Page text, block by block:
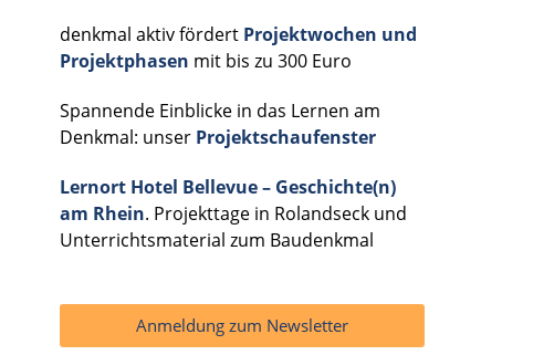
denkmal aktiv fördert Projektwochen und
Projektphasen mit bis zu 300 Euro
Spannende Einblicke in das Lernen am
Denkmal: unser Projektschaufenster
Lernort Hotel Bellevue – Geschichte(n)
am Rhein. Projekttage in Rolandseck und
Unterrichtsmaterial zum Baudenkmal
Anmeldung zum Newsletter